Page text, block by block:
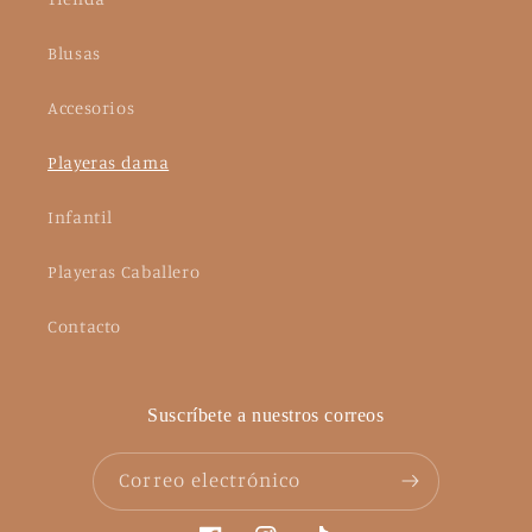
Blusas
Accesorios
Playeras dama
Infantil
Playeras Caballero
Contacto
Suscríbete a nuestros correos
Correo electrónico